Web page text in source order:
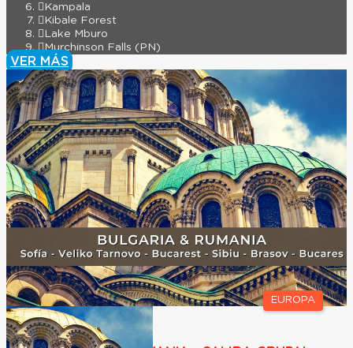
Kampala
Kibale Forest
Lake Mburo
Murchinson Falls (PN)
VER MÁS
EUROPA